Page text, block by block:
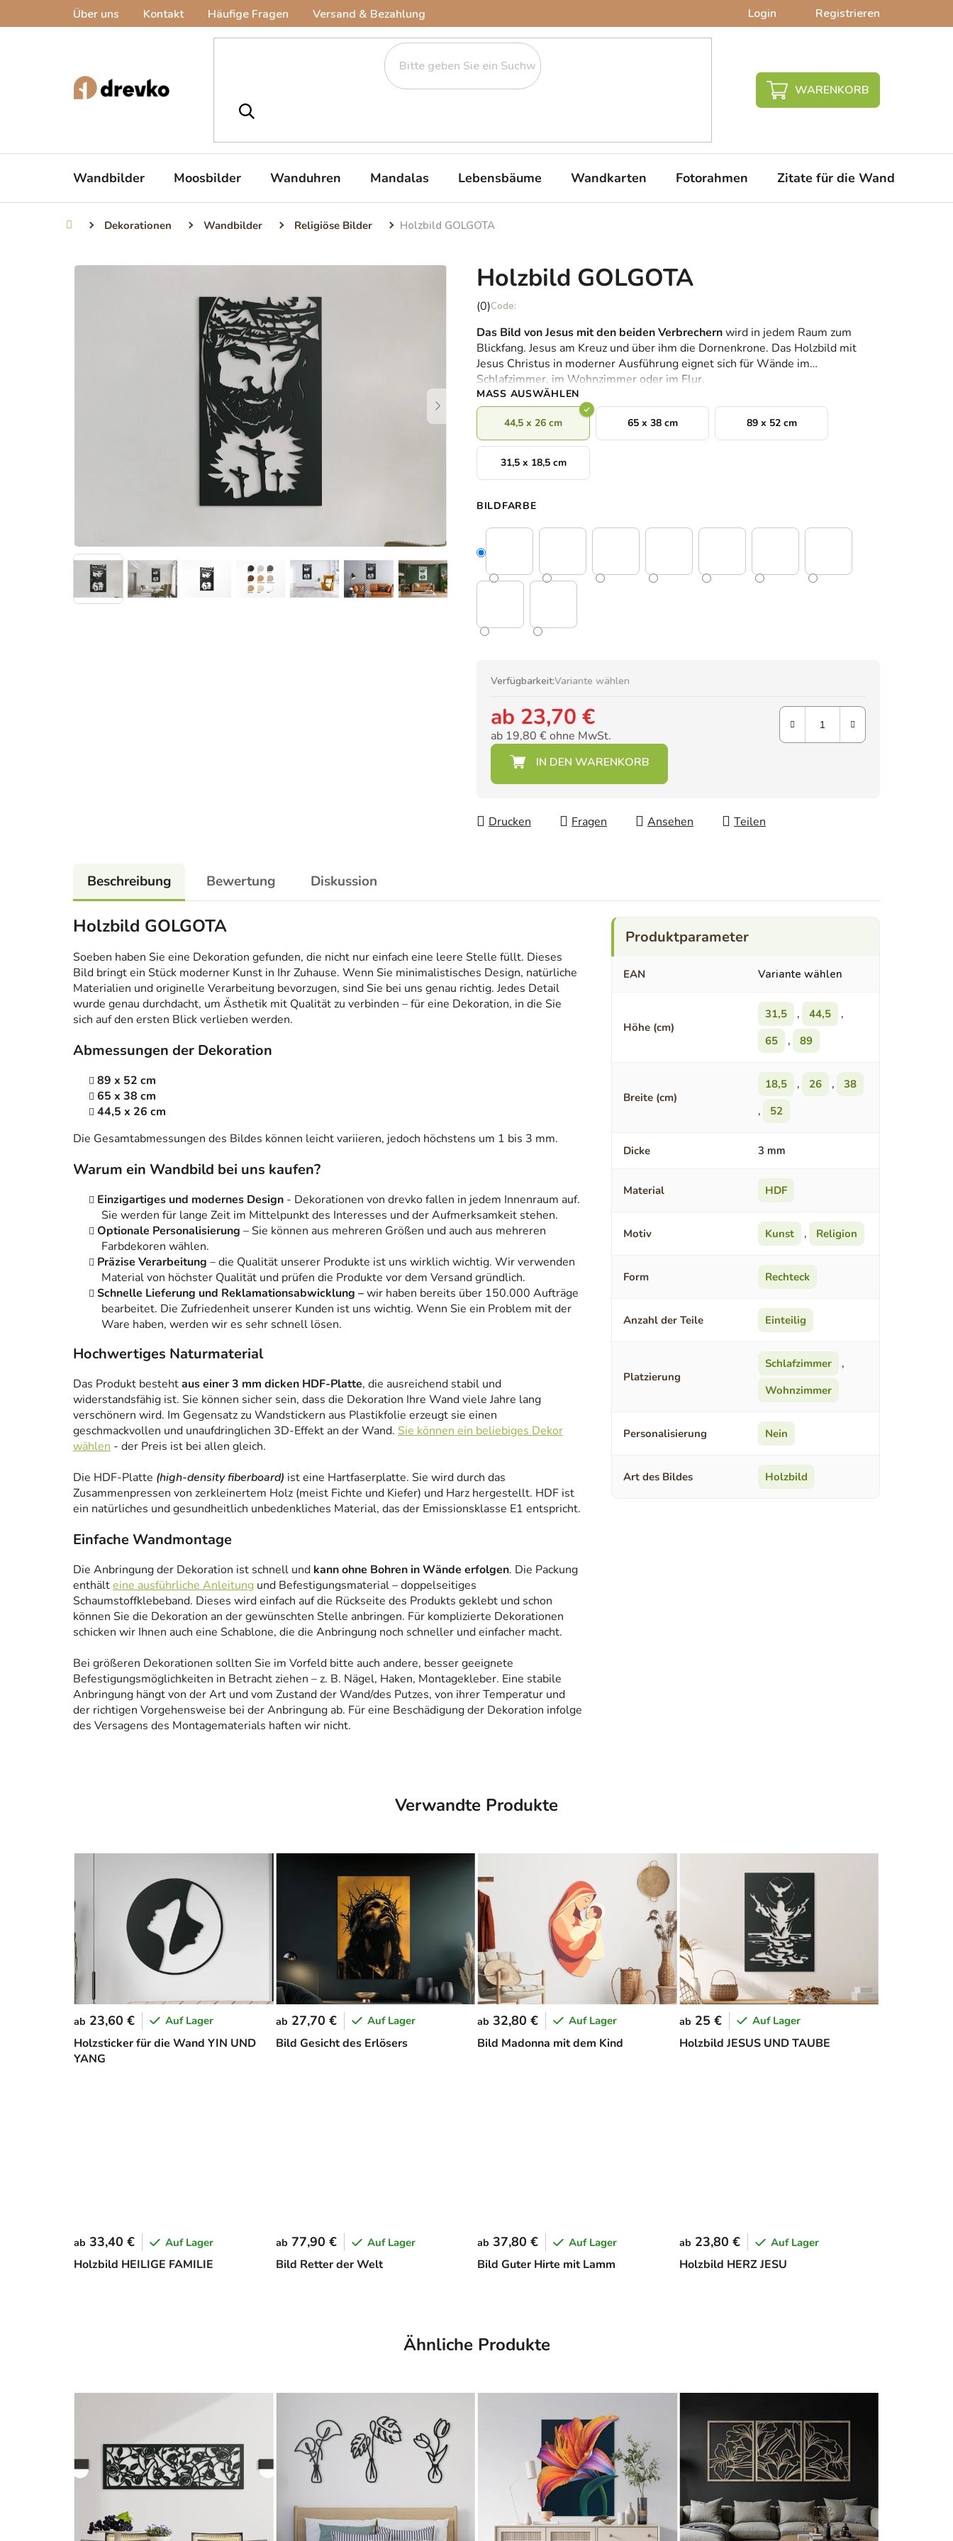
Über uns Kontakt Häufige Fragen Versand & Bezahlung Login Registrieren
WARENKORB
Wandbilder Moosbilder Wanduhren Mandalas Lebensbäume Wandkarten Fotorahmen Zitate für die Wand
StartseiteDekorationen Wandbilder Religiöse Bilder Holzbild GOLGOTA
Holzbild GOLGOTA
Die
Produktbewertung
ist
0,0
von
5
Sternen.
(0)
Das Bild von Jesus mit den beiden Verbrechernwird in jedem Raum zum
Blickfang. Jesus am Kreuz und über ihm die Dornenkrone. Das Holzbild mit
Jesus Christus in moderner Ausführung eignet sich für Wände im
Schlafzimmer, im Wohnzimmer oder im Flur.
MASS AUSWÄHLEN
44,5 x 26 cm 65 x 38 cm 89 x 52 cm
31,5 x 18,5 cm
BILDFARBE
Verfügbarkeit:Variante wählen
ab 23,70 €
ab 19,80 €ohne MwSt.
Verkaufspreis:
Drucken Fragen Ansehen Teilen
Beschreibung Bewertung Diskussion
Holzbild GOLGOTA
Soeben haben Sie eine Dekoration gefunden, die nicht nur einfach eine leere Stelle füllt. Dieses
Bild bringt ein Stück moderner Kunst in Ihr Zuhause. Wenn Sie minimalistisches Design, natürliche
Materialien und originelle Verarbeitung bevorzugen, sind Sie bei uns genau richtig. Jedes Detail
wurde genau durchdacht, um Ästhetik mit Qualität zu verbinden – für eine Dekoration, in die Sie
sich auf den ersten Blick verlieben werden.
Abmessungen der Dekoration
89 x 52 cm
65 x 38 cm
44,5 x 26 cm
Die Gesamtabmessungen des Bildes können leicht variieren, jedoch höchstens um 1 bis 3 mm.
Warum ein Wandbild bei uns kaufen?
Einzigartiges und modernes Design - Dekorationen von drevko fallen in jedem Innenraum auf.
Sie werden für lange Zeit im Mittelpunkt des Interesses und der Aufmerksamkeit stehen.
Optionale Personalisierung – Sie können aus mehreren Größen und auch aus mehreren
Farbdekoren wählen.
Präzise Verarbeitung – die Qualität unserer Produkte ist uns wirklich wichtig. Wir verwenden
Material von höchster Qualität und prüfen die Produkte vor dem Versand gründlich.
Schnelle Lieferung und Reklamationsabwicklung –wir haben bereits über 150.000 Aufträge
bearbeitet. Die Zufriedenheit unserer Kunden ist uns wichtig. Wenn Sie ein Problem mit der
Ware haben, werden wir es sehr schnell lösen.
Hochwertiges Naturmaterial
Das Produkt bestehtaus einer 3 mm dicken HDF-Platte, die ausreichend stabil und
widerstandsfähig ist. Sie können sicher sein, dass die Dekoration Ihre Wand viele Jahre lang
verschönern wird. Im Gegensatz zu Wandstickern aus Plastikfolie erzeugt sie einen
geschmackvollen und unaufdringlichen 3D-Effekt an der Wand. Sie können ein beliebiges Dekor
wählen - der Preis ist bei allen gleich.
Die HDF-Platte (high-density fiberboard) ist eine Hartfaserplatte. Sie wird durch das
Zusammenpressen von zerkleinertem Holz (meist Fichte und Kiefer) und Harz hergestellt. HDF ist
ein natürliches und gesundheitlich unbedenkliches Material, das der Emissionsklasse E1 entspricht.
Einfache Wandmontage
Die Anbringung der Dekoration ist schnell und kann ohne Bohren in Wände erfolgen. Die Packung
enthälteine ausführliche Anleitung und Befestigungsmaterial – doppelseitiges
Schaumstoffklebeband. Dieses wird einfach auf die Rückseite des Produkts geklebt und schon
können Sie die Dekoration an der gewünschten Stelle anbringen. Für komplizierte Dekorationen
schicken wir Ihnen auch eine Schablone, die die Anbringung noch schneller und einfacher macht.
Bei größeren Dekorationen sollten Sie im Vorfeld bitte auch andere, besser geeignete
Befestigungsmöglichkeiten in Betracht ziehen – z. B. Nägel, Haken, Montagekleber. Eine stabile
Anbringung hängt von der Art und vom Zustand der Wand/des Putzes, von ihrer Temperatur und
der richtigen Vorgehensweise bei der Anbringung ab. Für eine Beschädigung der Dekoration infolge
des Versagens des Montagematerials haften wir nicht.
EAN Variante wählen
Höhe (cm)
31,5 , 44,5
,
65
, 89
Breite (cm)
18,5 , 26 ,
38
,
52
Dicke 3 mm
Material HDF
Motiv Kunst , Religion
Form Rechteck
Anzahl der Teile Einteilig
Platzierung
Schlafzimmer
,
Wohnzimmer
Personalisierung Nein
Art des Bildes Holzbild
Verwandte Produkte
Holzsticker für die Wand YIN UND
YANG
ab 23,60 € Auf Lager
Bild Gesicht des Erlösers
ab 27,70 € Auf Lager
Bild Madonna mit dem Kind
ab 32,80 € Auf Lager
Holzbild JESUS UND TAUBE
ab 25 € Auf Lager
Holzbild HEILIGE FAMILIE
ab 33,40 € Auf Lager
Bild Retter der Welt
ab 77,90 € Auf Lager
Bild Guter Hirte mit Lamm
ab 37,80 € Auf Lager
Holzbild HERZ JESU
ab 23,80 € Auf Lager
Ähnliche Produkte